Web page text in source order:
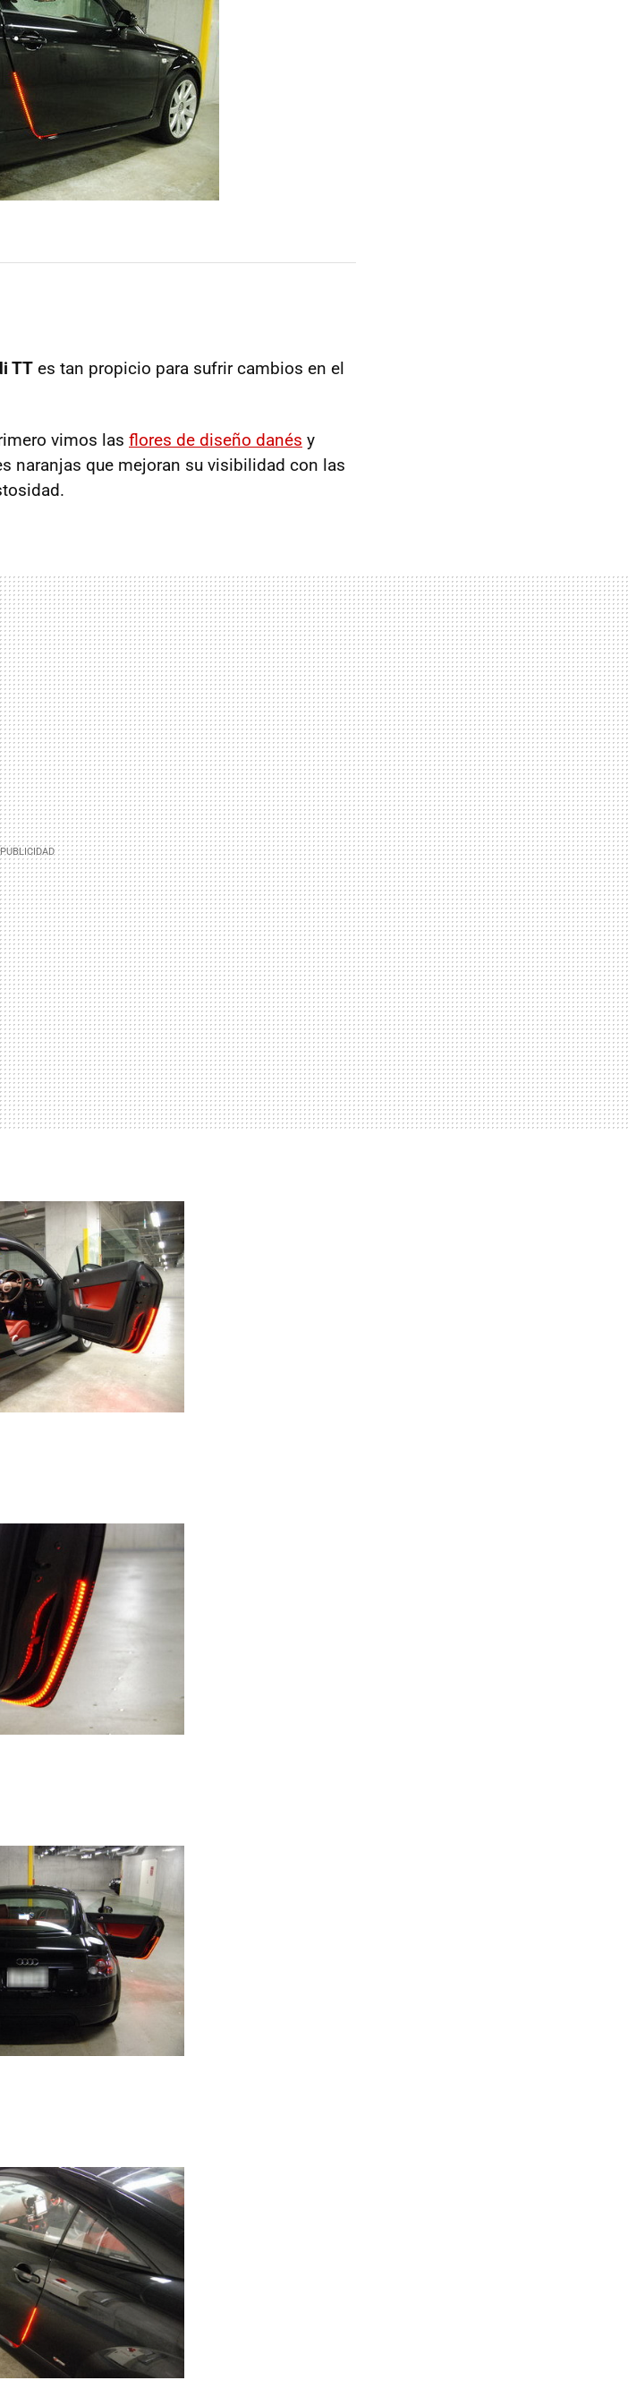
TT es tan propicio para sufrir cambios en el
vimos las flores de diseño danés y
naranjas que mejoran su visibilidad con las